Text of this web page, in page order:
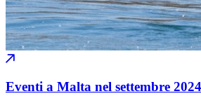
Eventi a Malta nel settembre 2024